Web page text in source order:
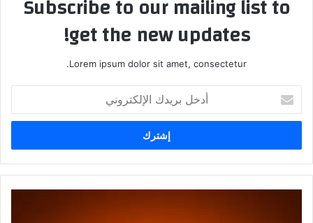
Subscribe to our mailing list to
get the new updates!
Lorem ipsum dolor sit amet, consectetur.
بريدك
الإلكتروني